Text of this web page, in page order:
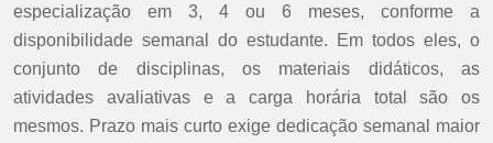
especialização em 3, 4 ou 6 meses, conforme a
disponibilidade semanal do estudante. Em todos eles, o
conjunto de disciplinas, os materiais didáticos, as
atividades avaliativas e a carga horária total são os
mesmos. Prazo mais curto exige dedicação semanal maior